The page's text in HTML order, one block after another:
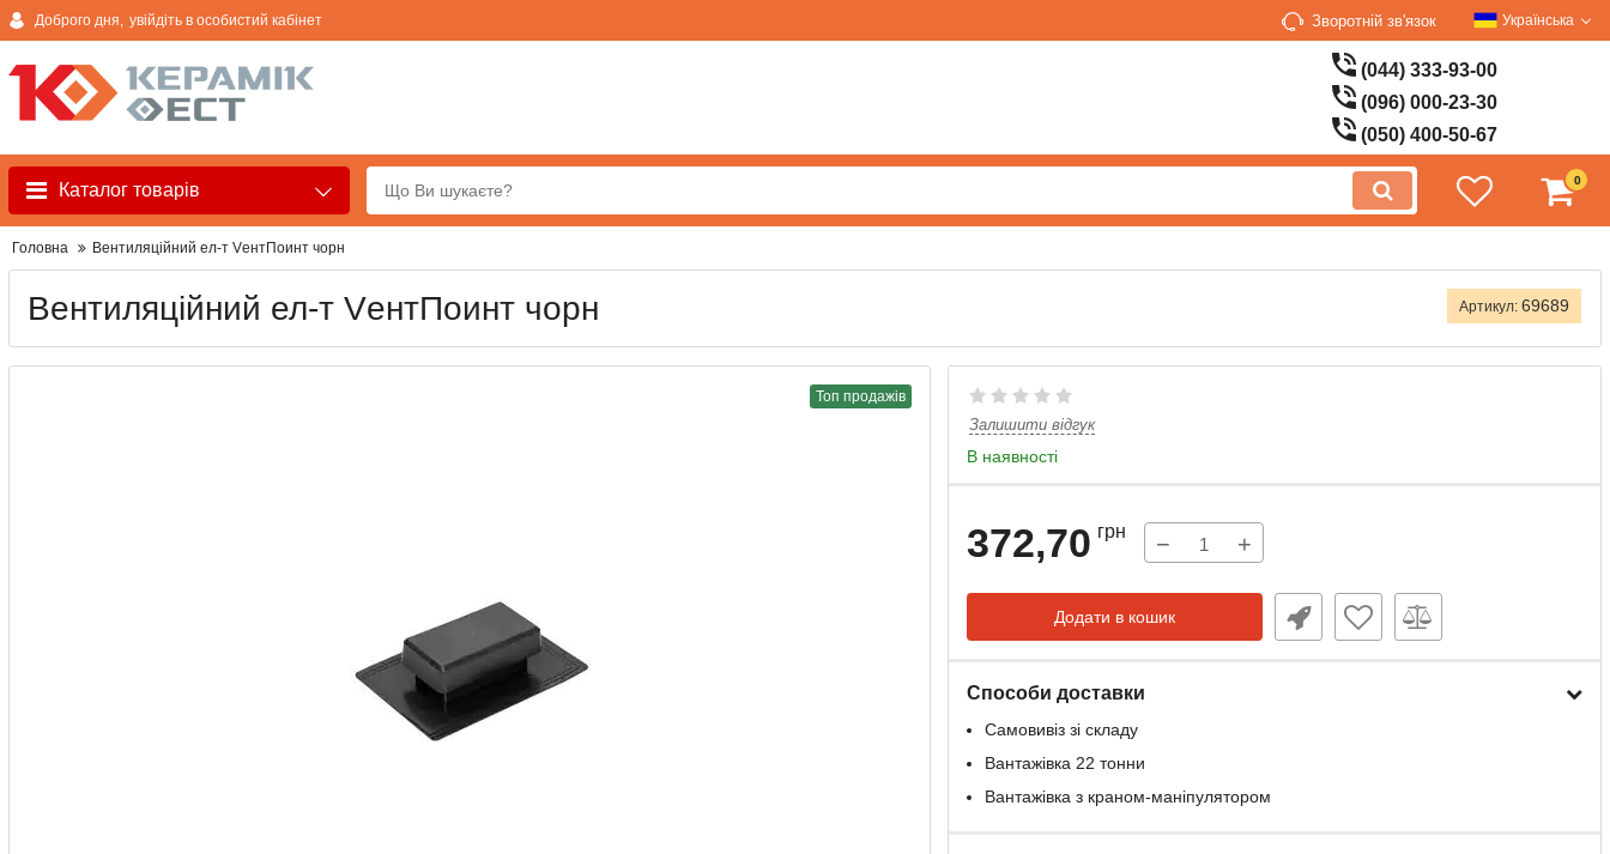
Доброго дня, увійдіть в особистий кабінет Зворотній зв'язок Українська
(044) 333-93-00
(096) 000-23-30
(050) 400-50-67
Каталог товарів 0
Головна Вентиляційний ел-т VентПоинт чорн
Вентиляційний ел-т VентПоинт чорн Артикул: 69689
Топ продажів
Залишити відгук
В наявності
372,70 грн − +
Додати в кошик
Способи доставки
Самовивіз зі складу
Вантажівка 22 тонни
Вантажівка з краном-маніпулятором